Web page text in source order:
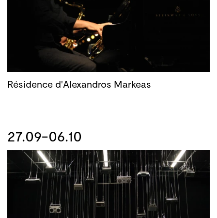
Résidence d'Alexandros Markeas
27.09-06.10